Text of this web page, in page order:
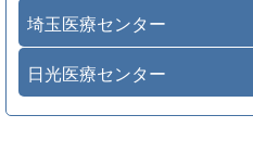
埼玉医療センター
日光医療センター